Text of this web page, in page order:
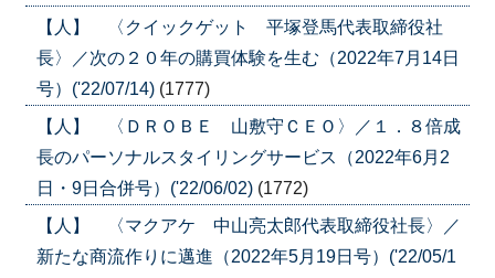
【人】 〈クイックゲット 平塚登馬代表取締役社
長〉／次の２０年の購買体験を生む（2022年7月14日
号）('22/07/14) (1777)
【人】 〈ＤＲＯＢＥ 山敷守ＣＥＯ〉／１．８倍成
長のパーソナルスタイリングサービス（2022年6月2
日・9日合併号）('22/06/02) (1772)
【人】 〈マクアケ 中山亮太郎代表取締役社長〉／
新たな商流作りに邁進（2022年5月19日号）('22/05/1